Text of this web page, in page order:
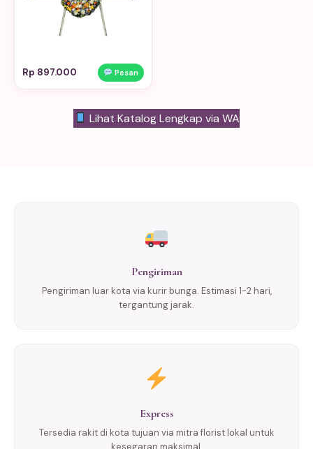
Rp 897.000 Pesan
Lihat Katalog Lengkap via WA
Pengiriman
Pengiriman luar kota via kurir bunga. Estimasi 1-2 hari,
tergantung jarak.
Express
Tersedia rakit di kota tujuan via mitra florist lokal untuk
kesegaran maksimal.